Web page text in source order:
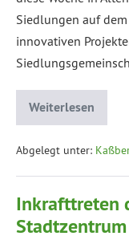
Siedlungen auf
innovativen
Weiterlesen
Abgelegt unter:
Inkrafttreten
Stadtzentrum